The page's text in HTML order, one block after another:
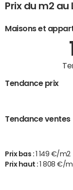
Prix du m2 au
Maisons et
Tendance prix
Tendance ventes
Prix bas :
1 149 €/m2
Prix haut :
1 808 €/